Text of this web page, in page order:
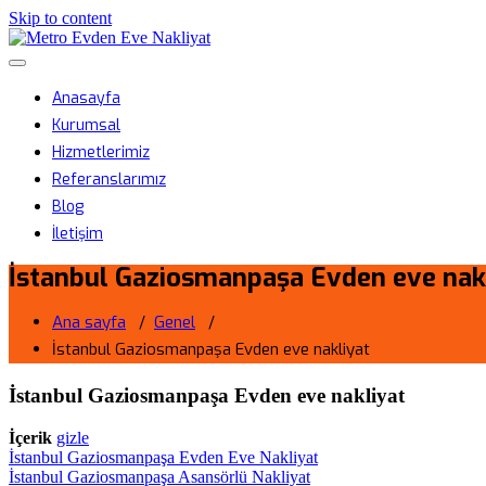
Skip to content
Metro Evden Eve Nakliyat
Anasayfa
Kurumsal
Hizmetlerimiz
Referanslarımız
Blog
İletişim
İstanbul Gaziosmanpaşa Evden eve
Ana sayfa / Genel /
İstanbul Gaziosmanpaşa Evden eve nakliyat
İstanbul Gaziosmanpaşa Evden eve nakliyat
İçerik gizle
İstanbul Gaziosmanpaşa Evden Eve Nakliyat
İstanbul Gaziosmanpaşa Asansörlü Nakliyat